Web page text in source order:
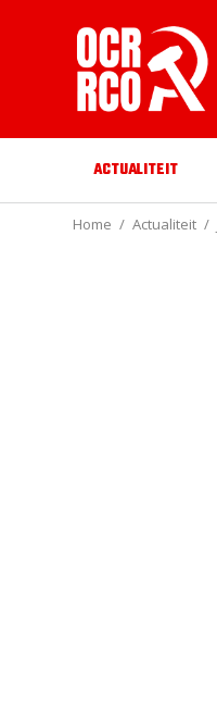
ACTUALITEIT
Home Actualiteit